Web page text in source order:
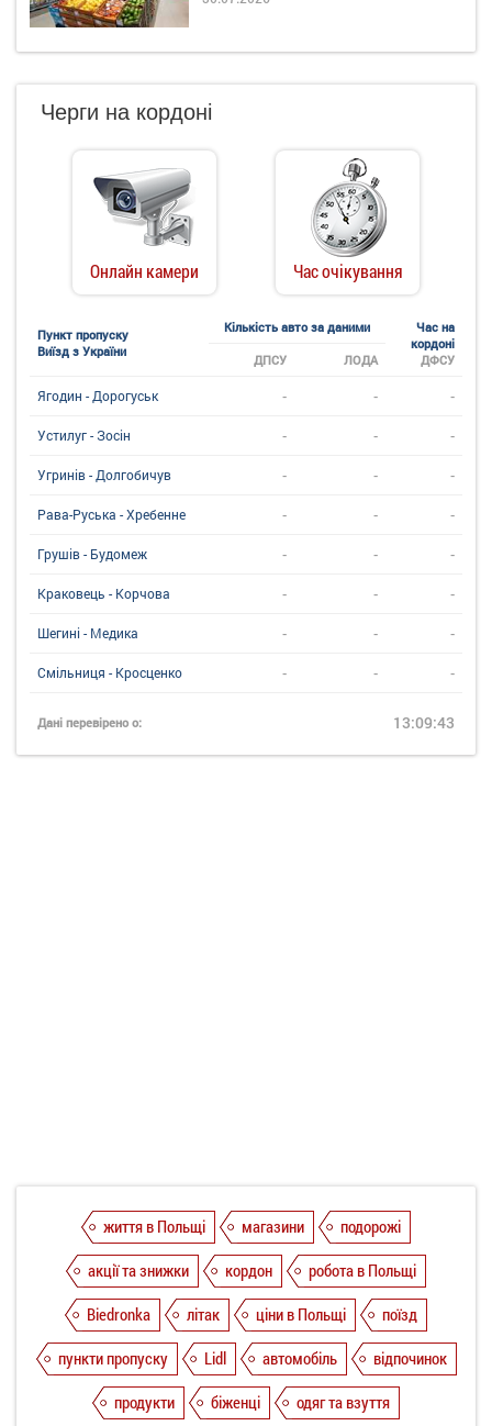
Черги на кордоні
Онлайн камери Час очікування
Пункт пропуску
Виїзд з України
Кількість авто за даними
Час на
кордоні
ДФСУ
ДПСУ ЛОДА
Ягодин - Дорогуськ - - -
Устилуг - Зосін - - -
Угринiв - Долгобичув - - -
Рава-Руська - Хребенне - - -
Грушів - Будомеж - - -
Краковець - Корчова - - -
Шегині - Медика - - -
Смільниця - Кросценко - - -
Дані перевірено о: 13:09:43
життя в Польщі магазини
подорожі
акції та знижки
кордон
робота в Польщі
Biedronka
літак ціни в Польщі
поїзд
пункти пропуску
Lidl автомобіль
відпочинок
продукти
біженці
одяг та взуття